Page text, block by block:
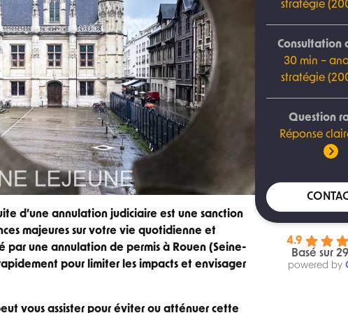
d’une annulation judiciaire est une sanction
majeures sur votre vie quotidienne et
par une annulation de permis à Rouen (Seine-
pour limiter les impacts et envisager
vous assister pour éviter ou atténuer cette
stratégie
Consultation
30 min –
stratégie
Question
Réponse
4.9
Basé sur
powered by